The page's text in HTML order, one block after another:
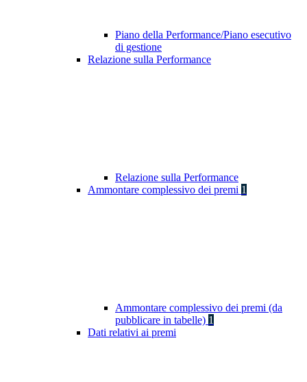
Piano della Performance/Piano esecutivo
di gestione
Relazione sulla Performance
Relazione sulla Performance
Ammontare complessivo dei premi 1
Ammontare complessivo dei premi (da
pubblicare in tabelle) 1
Dati relativi ai premi